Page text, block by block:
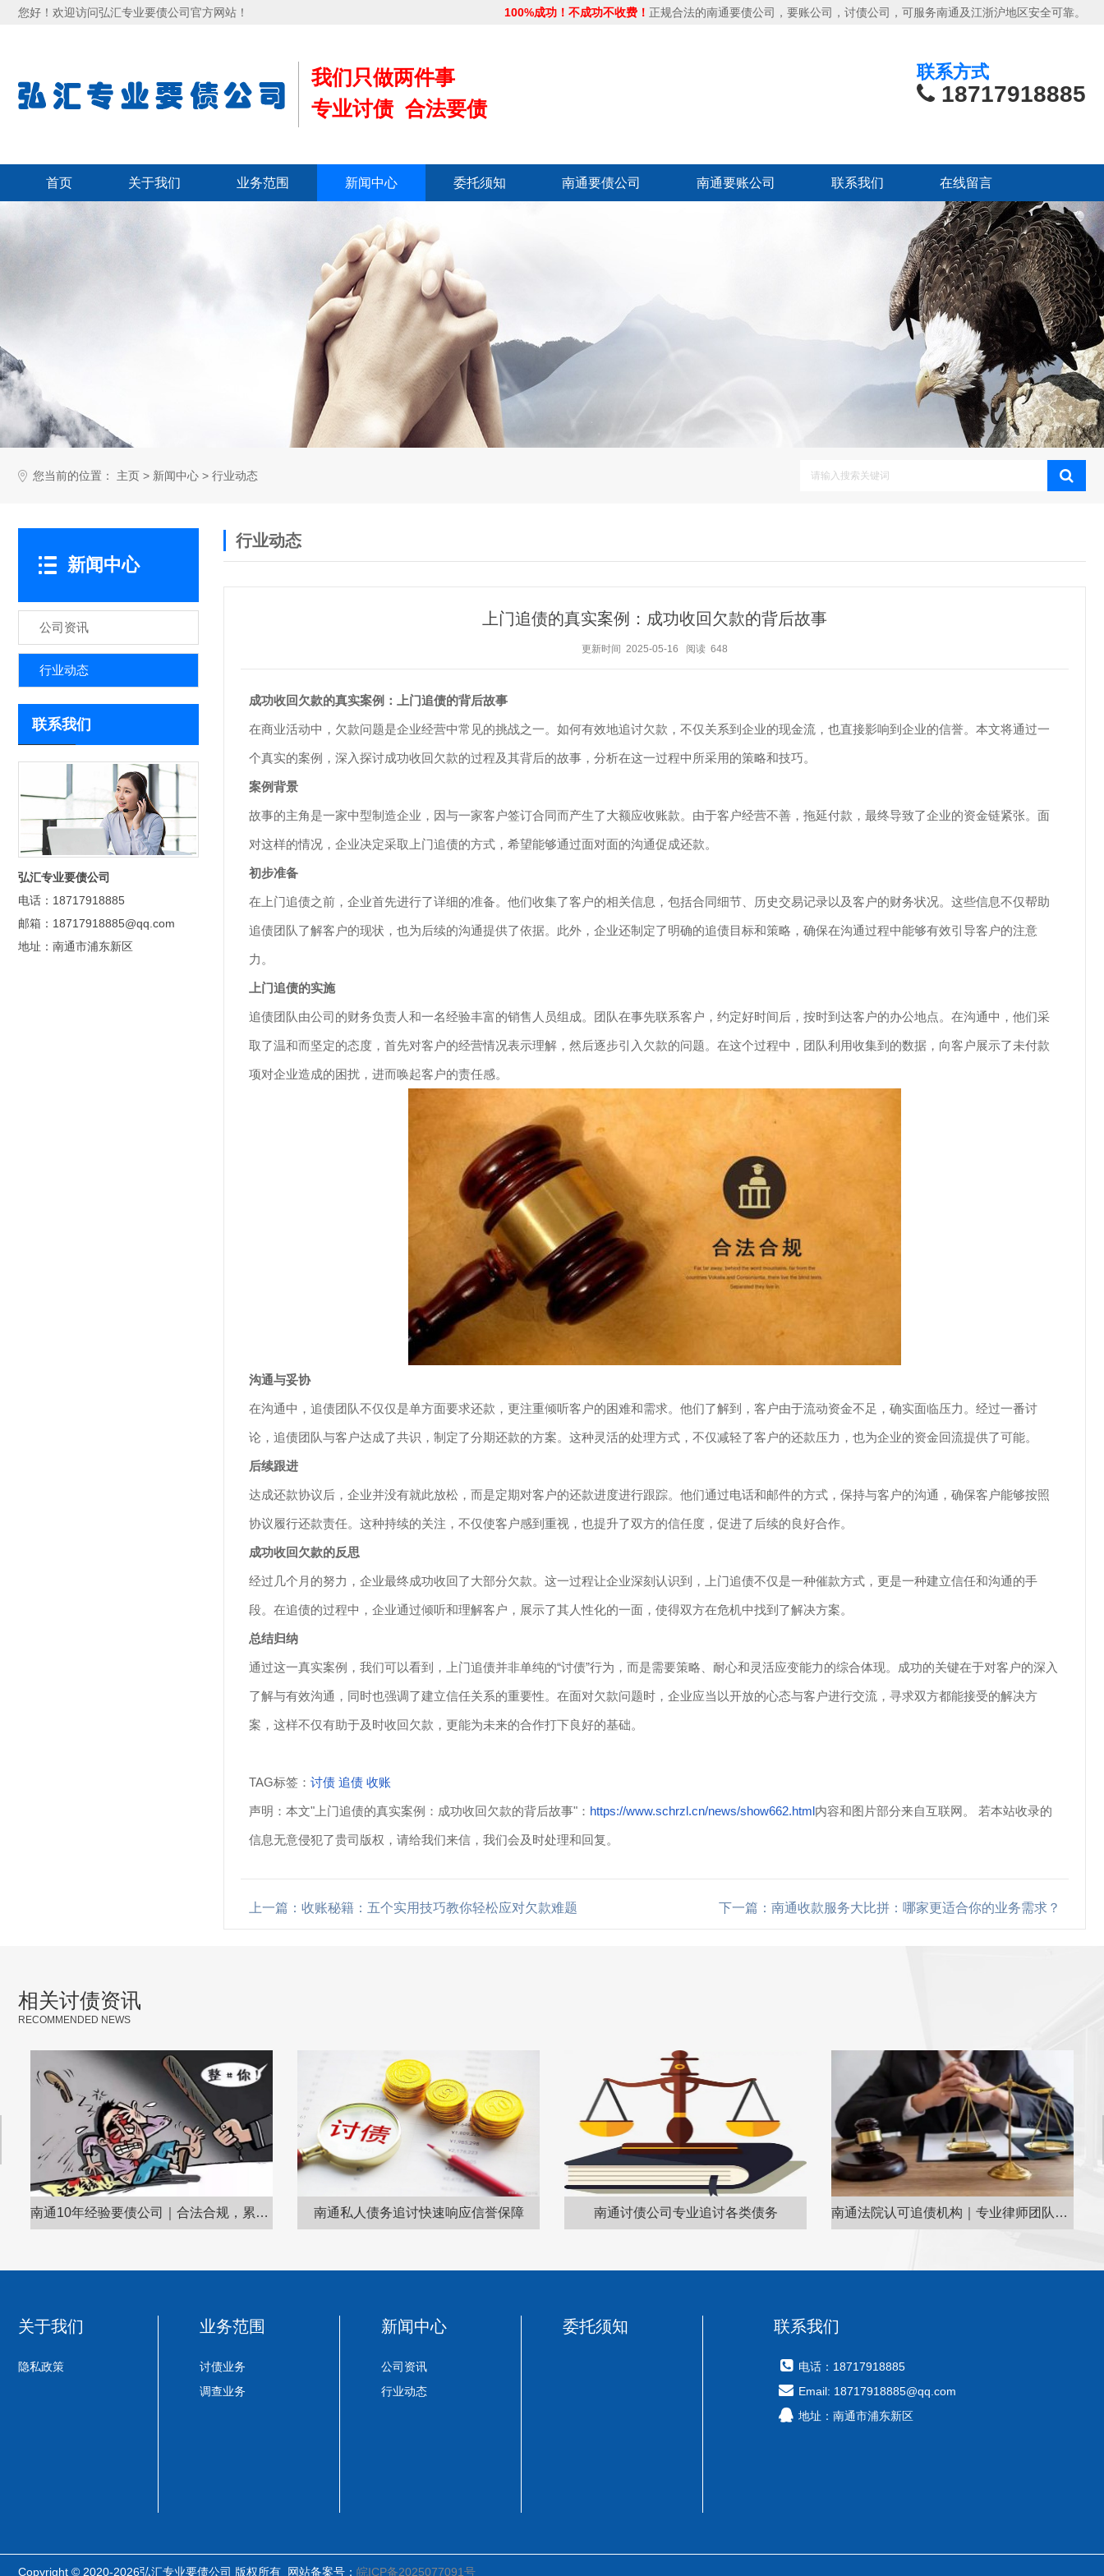
您好！欢迎访问弘汇专业要债公司官方网站！ 100%成功！不成功不收费！ 正规合法的南通要债公司，要账公司，讨债公司，可服务南通及江浙沪地区安全可靠。
我们只做两件事
专业讨债 合法要债
联系方式
18717918885
首页 关于我们 业务范围 新闻中心 委托须知 南通要债公司 南通要账公司 联系我们 在线留言
您当前的位置： 主页 > 新闻中心 > 行业动态
新闻中心
公司资讯
行业动态
联系我们
弘汇专业要债公司
电话：18717918885
邮箱：18717918885@qq.com
地址：南通市浦东新区
行业动态
上门追债的真实案例：成功收回欠款的背后故事
更新时间 2025-05-16 阅读 648
成功收回欠款的真实案例：上门追债的背后故事
在商业活动中，欠款问题是企业经营中常见的挑战之一。如何有效地追讨欠款，不仅关系到企业的现金流，也直接影响到企业的信誉。本文将通过一
个真实的案例，深入探讨成功收回欠款的过程及其背后的故事，分析在这一过程中所采用的策略和技巧。
案例背景
故事的主角是一家中型制造企业，因与一家客户签订合同而产生了大额应收账款。由于客户经营不善，拖延付款，最终导致了企业的资金链紧张。面
对这样的情况，企业决定采取上门追债的方式，希望能够通过面对面的沟通促成还款。
初步准备
在上门追债之前，企业首先进行了详细的准备。他们收集了客户的相关信息，包括合同细节、历史交易记录以及客户的财务状况。这些信息不仅帮助
追债团队了解客户的现状，也为后续的沟通提供了依据。此外，企业还制定了明确的追债目标和策略，确保在沟通过程中能够有效引导客户的注意
力。
上门追债的实施
追债团队由公司的财务负责人和一名经验丰富的销售人员组成。团队在事先联系客户，约定好时间后，按时到达客户的办公地点。在沟通中，他们采
取了温和而坚定的态度，首先对客户的经营情况表示理解，然后逐步引入欠款的问题。在这个过程中，团队利用收集到的数据，向客户展示了未付款
项对企业造成的困扰，进而唤起客户的责任感。
沟通与妥协
在沟通中，追债团队不仅仅是单方面要求还款，更注重倾听客户的困难和需求。他们了解到，客户由于流动资金不足，确实面临压力。经过一番讨
论，追债团队与客户达成了共识，制定了分期还款的方案。这种灵活的处理方式，不仅减轻了客户的还款压力，也为企业的资金回流提供了可能。
后续跟进
达成还款协议后，企业并没有就此放松，而是定期对客户的还款进度进行跟踪。他们通过电话和邮件的方式，保持与客户的沟通，确保客户能够按照
协议履行还款责任。这种持续的关注，不仅使客户感到重视，也提升了双方的信任度，促进了后续的良好合作。
成功收回欠款的反思
经过几个月的努力，企业最终成功收回了大部分欠款。这一过程让企业深刻认识到，上门追债不仅是一种催款方式，更是一种建立信任和沟通的手
段。在追债的过程中，企业通过倾听和理解客户，展示了其人性化的一面，使得双方在危机中找到了解决方案。
总结归纳
通过这一真实案例，我们可以看到，上门追债并非单纯的“讨债”行为，而是需要策略、耐心和灵活应变能力的综合体现。成功的关键在于对客户的深入
了解与有效沟通，同时也强调了建立信任关系的重要性。在面对欠款问题时，企业应当以开放的心态与客户进行交流，寻求双方都能接受的解决方
案，这样不仅有助于及时收回欠款，更能为未来的合作打下良好的基础。
TAG标签： 讨债 追债 收账
声明：本文"上门追债的真实案例：成功收回欠款的背后故事"： https://www.schrzl.cn/news/show662.html内容和图片部分来自互联网。 若本站收录的
信息无意侵犯了贵司版权，请给我们来信，我们会及时处理和回复。
上一篇：收账秘籍：五个实用技巧教你轻松应对欠款难题 下一篇：南通收款服务大比拼：哪家更适合你的业务需求？
相关讨债资讯
RECOMMENDED NEWS
南通10年经验要债公司｜合法合规，累计追回债务超亿元 南通私人债务追讨快速响应信誉保障 南通讨债公司专业追讨各类债务 南通法院认可追债机构｜专业律师团队，全程法律护航
关于我们
隐私政策
业务范围
讨债业务
调查业务
新闻中心
公司资讯
行业动态
委托须知 联系我们
电话：18717918885
Email: 18717918885@qq.com
地址：南通市浦东新区
Copyright © 2020-2026弘汇专业要债公司 版权所有 网站备案号： 皖ICP备2025077091号